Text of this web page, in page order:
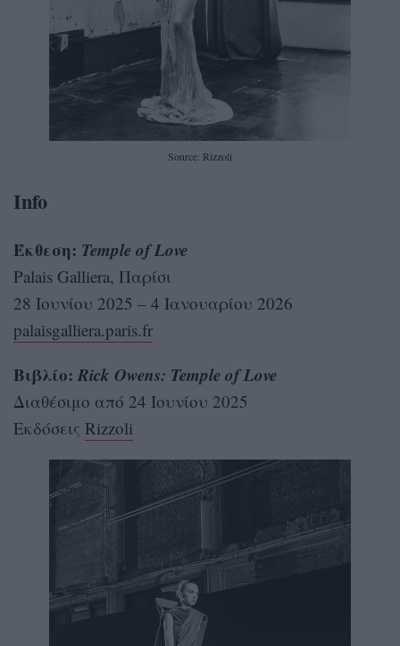
Source: Rizzoli
Info
Έκθεση: Temple of Love
Palais Galliera, Παρίσι
28 Ιουνίου 2025 – 4 Ιανουαρίου 2026
palaisgalliera.paris.fr
Βιβλίο: Rick Owens: Temple of Love
Διαθέσιμο από 24 Ιουνίου 2025
Εκδόσεις Rizzoli